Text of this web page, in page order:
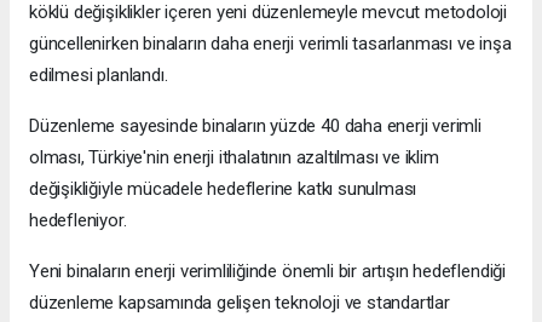
köklü değişiklikler içeren yeni düzenlemeyle mevcut metodoloji
güncellenirken binaların daha enerji verimli tasarlanması ve inşa
edilmesi planlandı.
Düzenleme sayesinde binaların yüzde 40 daha enerji verimli
olması, Türkiye'nin enerji ithalatının azaltılması ve iklim
değişikliğiyle mücadele hedeflerine katkı sunulması
hedefleniyor.
Yeni binaların enerji verimliliğinde önemli bir artışın hedeflendiği
düzenleme kapsamında gelişen teknoloji ve standartlar